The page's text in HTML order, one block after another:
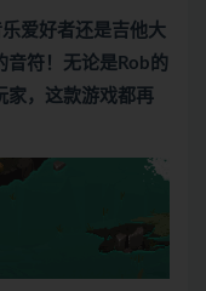
爱好者还是吉他大
音符！无论是Rob的
家，这款游戏都再